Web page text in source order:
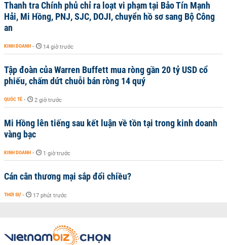
Thanh tra Chính phủ chỉ ra loạt vi phạm tại Bảo Tín Mạnh
Hải, Mi Hồng, PNJ, SJC, DOJI, chuyển hồ sơ sang Bộ Công
an
KINH DOANH - 14 giờ trước
Tập đoàn của Warren Buffett mua ròng gần 20 tỷ USD cổ
phiếu, chấm dứt chuỗi bán ròng 14 quý
QUỐC TẾ - 2 giờ trước
Mi Hồng lên tiếng sau kết luận về tồn tại trong kinh doanh
vàng bạc
KINH DOANH - 1 giờ trước
Cán cân thương mại sắp đổi chiều?
THỜI SỰ - 17 phút trước